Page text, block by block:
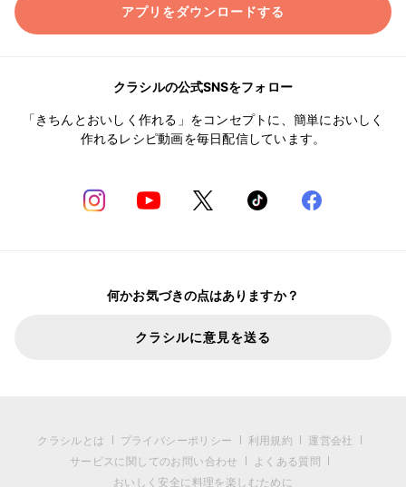
アプリをダウンロードする
クラシルの公式SNSをフォロー
「きちんとおいしく作れる」をコンセプトに、簡単においしく
作れるレシピ動画を毎日配信しています。
何かお気づきの点はありますか？
クラシルに意見を送る
クラシルとは プライバシーポリシー 利用規約
運営会社
サービスに関してのお問い合わせ
よくある質問
おいしく安全に料理を楽しむために